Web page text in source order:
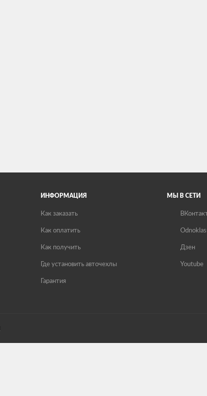
ИНФОРМАЦИЯ
Как заказать
Как оплатить
Как получить
Где установить авточехлы
Гарантия
МЫ В СЕТИ
Дзен
Youtube